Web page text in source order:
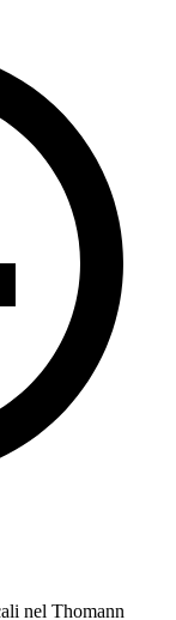
nel Thomann